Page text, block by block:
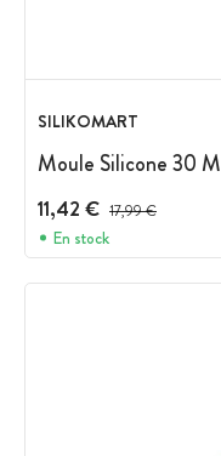
SILIKOMART
Moule Silicone 30
11,42 € Prix avant réduction :
17,99 €
En stock